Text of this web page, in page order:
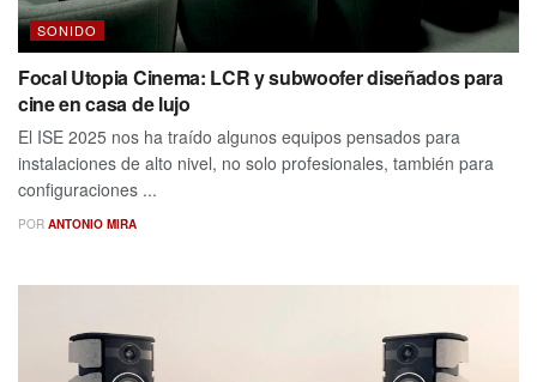
SONIDO
Focal Utopia Cinema: LCR y subwoofer diseñados para
cine en casa de lujo
El ISE 2025 nos ha traído algunos equipos pensados para
instalaciones de alto nivel, no solo profesionales, también para
configuraciones ...
POR ANTONIO MIRA